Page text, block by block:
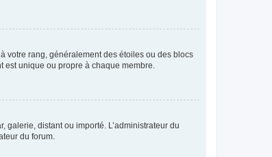
votre rang, généralement des étoiles ou des blocs
unique ou propre à chaque membre.
galerie, distant ou importé. L’administrateur du
du forum.